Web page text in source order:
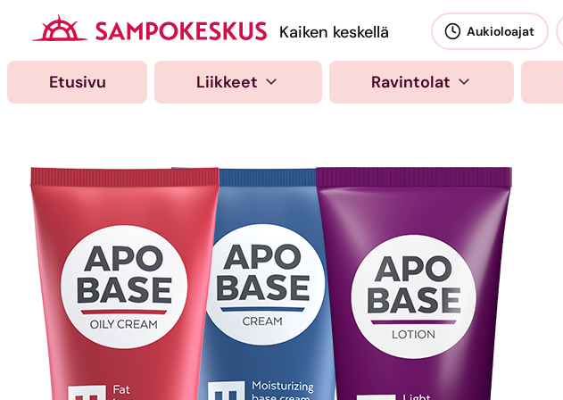
sisältöön
Kauppakeskus Sampokeskus
Kaiken keskellä
Etusivu Liikkeet Ravintolat
Aukioloajat